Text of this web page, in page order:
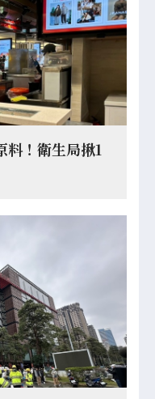
料！衛生局揪1